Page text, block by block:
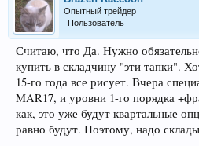
Опытный трейдер
Пользователь
Считаю, что Да. Нужно
купить в складчину "эти тапки".
15-го года все рисует. Вчера
MAR17, и уровни 1-го порядка
как, это уже будут квартальные
равно будут. Поэтому, надо